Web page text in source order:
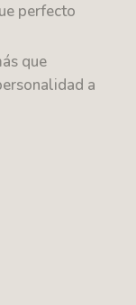
perfecto
que
a